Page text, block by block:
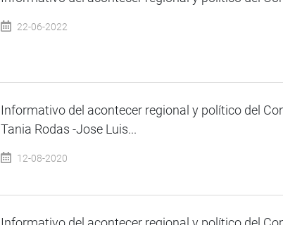
22-06-2022
Informativo del acontecer regional y político del
Tania Rodas -Jose Luis...
12-08-2020